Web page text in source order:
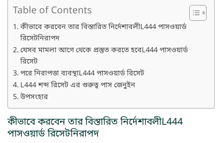
Table of Contents
কীভাবে করবেন তার বিস্তারিত নির্দেশাবলীL444 পাসওয়ার্ড
রিসেটনিরাপদ
যেসব মামলা আগে থেকে প্রস্তুত করতে হবেL444 পাসওয়ার্ড
রিসেট
পরে নিরাপত্তা ব্যবস্থাL444 পাসওয়ার্ড রিসেট
L444 শব্দ রিসেট এর গুরুত্ব পাস জেনুইন
উপসংহার
কীভাবে করবেন তার বিস্তারিত নির্দেশাবলীL444
পাসওয়ার্ড রিসেটনিরাপদ